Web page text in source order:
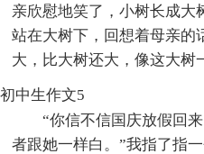
亲欣慰地笑了，小树长成大
站在大树下，回想着母亲的
大，比大树还大，像这大树
初中生作文5
“你信不信国庆放假回
者跟她一样白。”我指了指